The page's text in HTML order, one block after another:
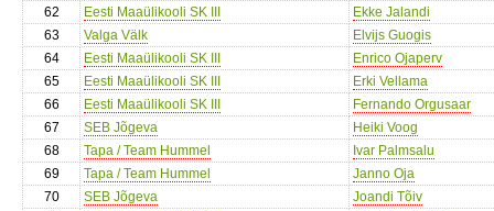
62
Eesti Maaülikooli SK III
Ekke Jalandi
63
Valga Välk
Elvijs Guogis
64
Eesti Maaülikooli SK III
Enrico Ojaperv
65
Eesti Maaülikooli SK III
Erki Vellama
66
Eesti Maaülikooli SK III
Fernando Orgusaar
67
SEB Jõgeva
Heiki Voog
68
Tapa / Team Hummel
Ivar Palmsalu
69
Tapa / Team Hummel
Janno Oja
70
SEB Jõgeva
Joandi Tõiv